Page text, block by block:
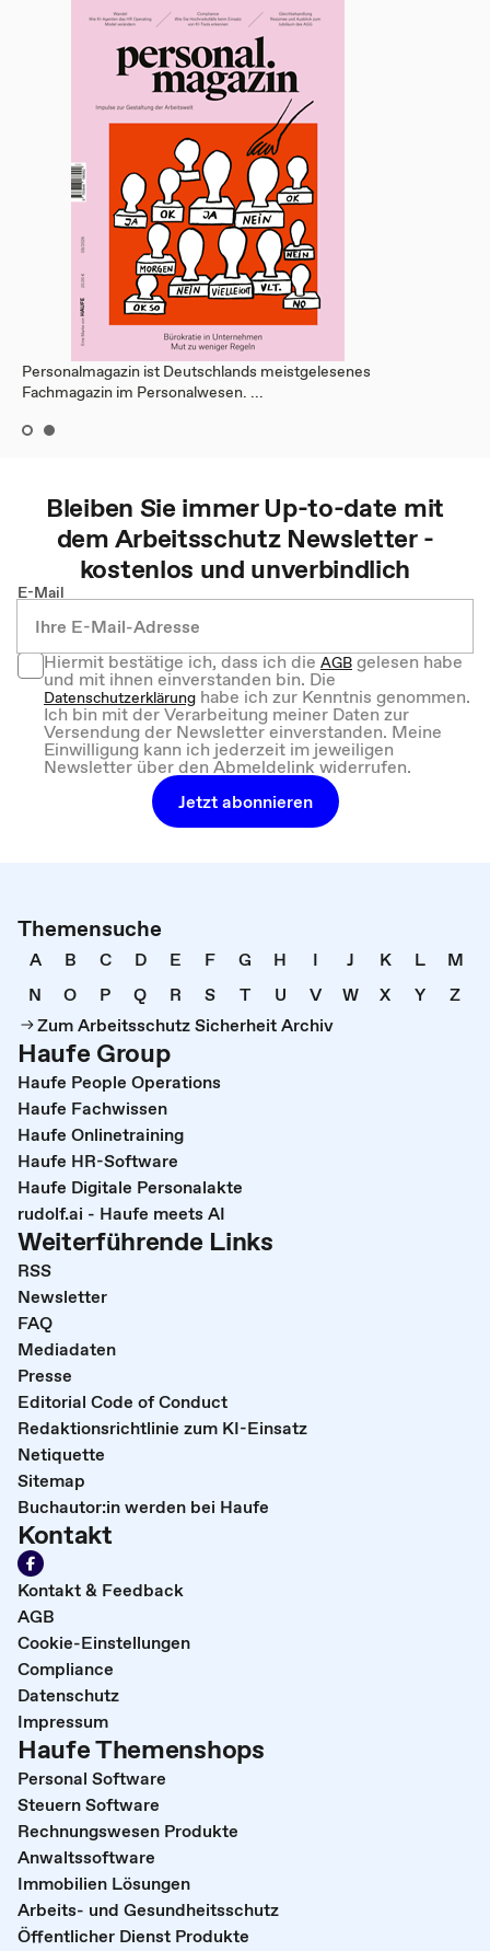
Personalmagazin ist Deutschlands meistgelesenes
Fachmagazin im Personalwesen. ...
Bleiben Sie immer Up-to-date mit
demArbeitsschutz Newsletter -
kostenlos und unverbindlich
E-Mail
Hiermit bestätige ich, dass ich dieAGBgelesen habe
und mit ihnen einverstanden bin. Die
Datenschutzerklärung habe ich zur Kenntnis genommen.
Ich bin mit der Verarbeitung meiner Daten zur
Versendung der Newsletter einverstanden. Meine
Einwilligung kann ich jederzeit im jeweiligen
Newsletter über den Abmeldelink widerrufen.
Jetzt abonnieren
Themensuche
A B C D E F G H I J K L
M
N
O P Q R S T U V W X Y
Z
Zum Arbeitsschutz Sicherheit Archiv
Haufe Group
Haufe People Operations
Haufe Fachwissen
Haufe Onlinetraining
Haufe HR-Software
Haufe Digitale Personalakte
rudolf.ai - Haufe meets AI
Weiterführende Links
RSS
Newsletter
FAQ
Mediadaten
Presse
Editorial Code of Conduct
Redaktionsrichtlinie zum KI-Einsatz
Netiquette
Sitemap
Buchautor:in werden bei Haufe
Kontakt
Kontakt & Feedback
AGB
Cookie-Einstellungen
Compliance
Datenschutz
Impressum
Haufe Themenshops
Personal Software
Steuern Software
Rechnungswesen Produkte
Anwaltssoftware
Immobilien Lösungen
Arbeits- und Gesundheitsschutz
Öffentlicher Dienst Produkte